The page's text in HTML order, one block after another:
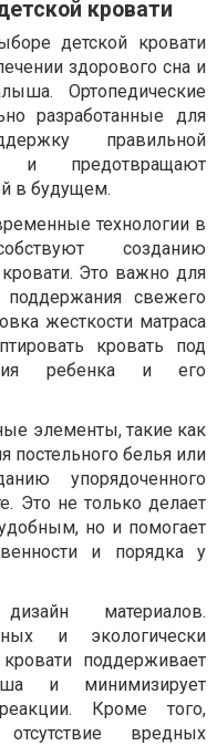
кровати
детской кровати
здорового сна и
Ортопедические
разработанные для
правильной
и предотвращают
в будущем.
технологии в
созданию
Это важно для
свежего
жесткости матраса
кровать под
ребенка и его
элементы, такие как
белья или
упорядоченного
Это не только делает
но и помогает
и порядка у
материалов.
и экологически
поддерживает
и минимизирует
Кроме того,
вредных